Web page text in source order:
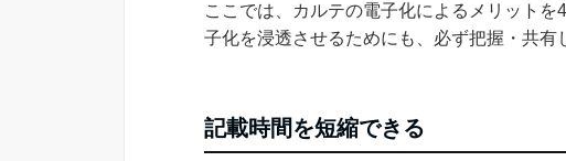
ここでは、カルテの電子化によるメリット
子化を浸透させるためにも、必ず把握・共有
記載時間を短縮できる